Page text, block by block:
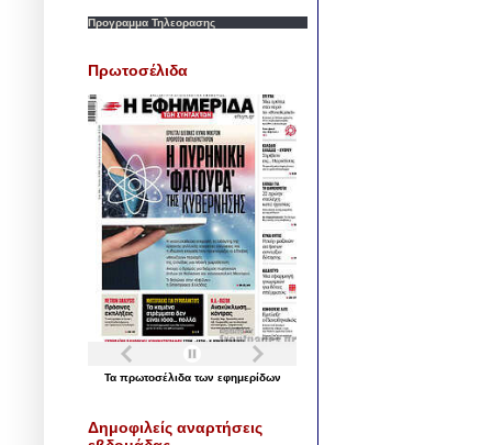
Προγραμμα Τηλεορασης
Πρωτοσέλιδα
Τα πρωτοσέλιδα των εφημερίδων
Δημοφιλείς αναρτήσεις